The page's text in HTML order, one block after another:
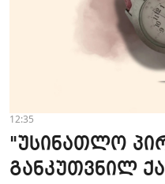
12:35
"უსინათლო
განკუთვნილ